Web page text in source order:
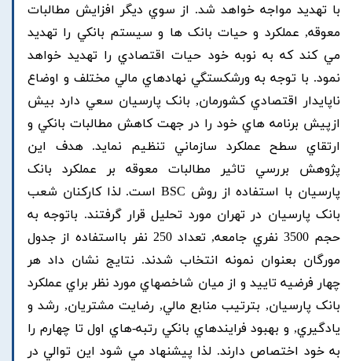
با تهديد مواجه خواهد شد. از سوي ديگر افزايش مطالبات
معوقه, عملکرد و حيات بانک ها و سيستم بانکي را تهديد
مي کند که به نوبه خود حيات اقتصادي را تهديد خواهد
نمود. با توجه به ورشکستگي نهادهاي مالي مختلف و اوضاع
ناپايدار اقتصادي کشورمان, بانک پارسيان سعي دارد بيش
ازپيش برنامه هاي خود را در جهت کاهش مطالبات بانکي و
ارتقاي سطح عملکرد سازماني تنظيم نمايد. هدف اين
پژوهش بررسي تاثير مطالبات معوقه بر عملکرد بانک
پارسيان با استفاده از روش BSC است. لذا کارکنان شعب
بانک پارسيان در تهران مورد تحليل قرار گرفتند. باتوجه به
حجم 3500 نفري جامعه, تعداد 250 نفر بااستفاده از جدول
مورگان بعنوان نمونه انتخاب شدند. نتايج نشان داد هر
چهار فرضيه تاييد و از ميان شاخصهاي مورد نظر براي عملکرد
بانک پارسيان, بترتيب منابع مالي, رضايت مشتريان, رشد و
يادگيري, و بهبود فرايندهاي بانکي رتبه-هاي اول تا چهارم را
به خود اختصاص دارند. لذا پيشنهاد مي شود اين توالي در